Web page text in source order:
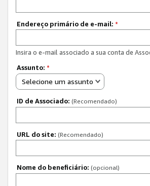
Endereço primário de e-mail: *
Insira o e-mail associado a sua conta de
Assunto: *
Selecione um assunto
ID de Associado: (Recomendado)
URL do site: (Recomendado)
Nome do beneficiário: (opcional)